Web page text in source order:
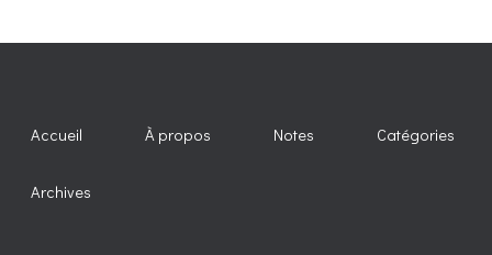
Accueil À propos Notes Catégories
Archives